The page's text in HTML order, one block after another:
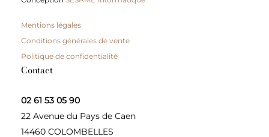
Mentions légales
Conditions générales de vente
Politique de confidentialité
Contact
02 61 53 05 90
22 Avenue du Pays de Caen
14460 COLOMBELLES